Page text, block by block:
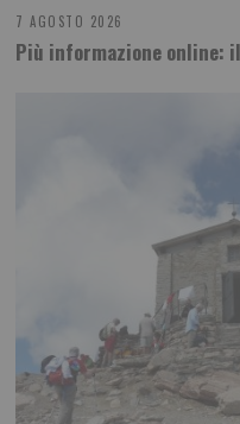
7 AGOSTO 2026
Più informazione online: